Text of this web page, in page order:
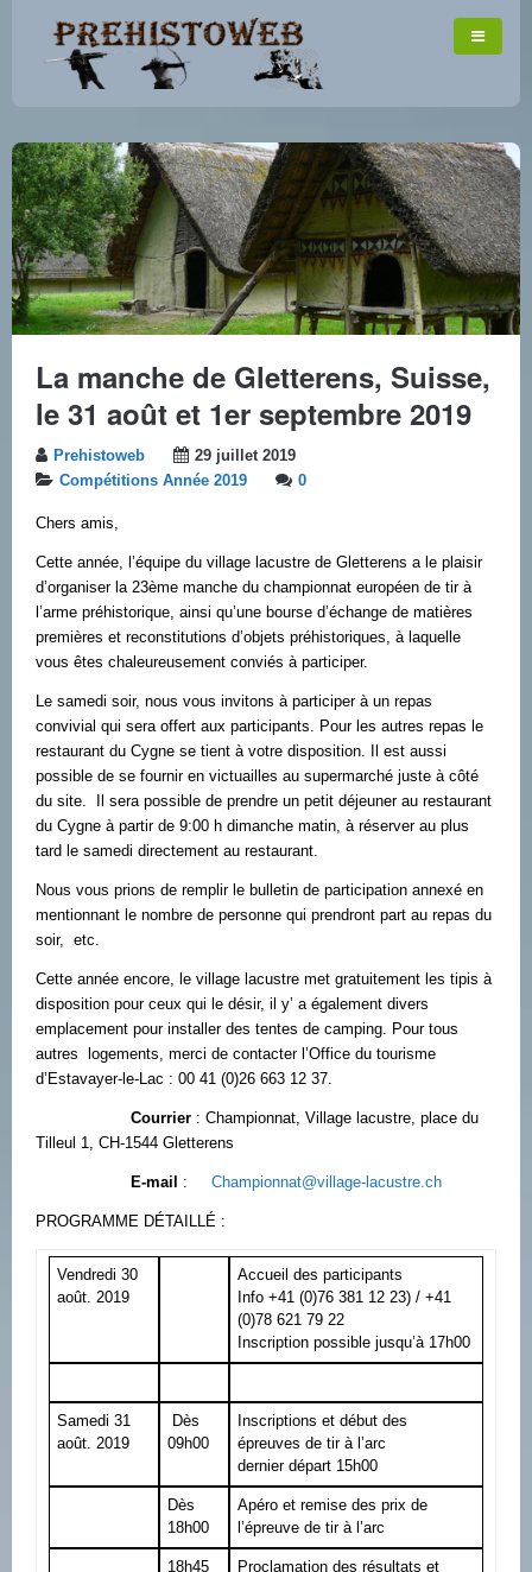
La manche de Gletterens, Suisse,
le 31 août et 1er septembre 2019
Prehistoweb
29 juillet 2019
Compétitions Année 2019
0
Chers amis,
Cette année, l’équipe du village lacustre de Gletterens a le plaisir
d’organiser la 23ème manche du championnat européen de tir à
l’arme préhistorique, ainsi qu’une bourse d’échange de matières
premières et reconstitutions d’objets préhistoriques, à laquelle
vous êtes chaleureusement conviés à participer.
Le samedi soir, nous vous invitons à participer à un repas
convivial qui sera offert aux participants. Pour les autres repas le
restaurant du Cygne se tient à votre disposition. Il est aussi
possible de se fournir en victuailles au supermarché juste à côté
du site. Il sera possible de prendre un petit déjeuner au restaurant
du Cygne à partir de 9:00 h dimanche matin, à réserver au plus
tard le samedi directement au restaurant.
Nous vous prions de remplir le bulletin de participation annexé en
mentionnant le nombre de personne qui prendront part au repas du
soir, etc.
Cette année encore, le village lacustre met gratuitement les tipis à
disposition pour ceux qui le désir, il y’ a également divers
emplacement pour installer des tentes de camping. Pour tous
autres logements, merci de contacter l’Office du tourisme
d’Estavayer-le-Lac : 00 41 (0)26 663 12 37.
Courrier : Championnat, Village lacustre, place du
Tilleul 1, CH-1544 Gletterens
E-mail : Championnat@village-lacustre.ch
PROGRAMME DÉTAILLÉ :
Vendredi 30
août. 2019
Accueil des participants
Info +41 (0)76 381 12 23) / +41
(0)78 621 79 22
Inscription possible jusqu’à 17h00
Samedi 31
août. 2019
Dès
09h00
Inscriptions et début des
épreuves de tir à l’arc
dernier départ 15h00
Dès
18h00
Apéro et remise des prix de
l’épreuve de tir à l’arc
18h45
Proclamation des résultats et